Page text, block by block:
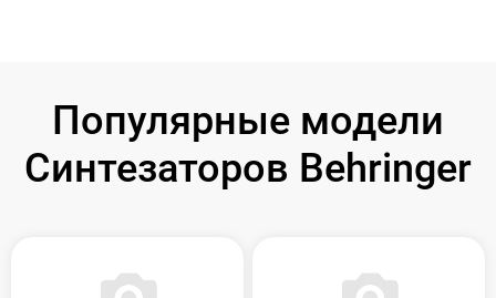
Популярные модели
Синтезаторов Behringer